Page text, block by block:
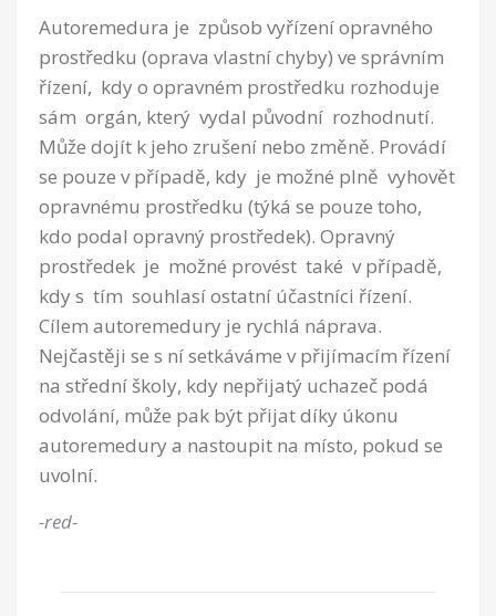
Autoremedura je způsob vyřízení opravného
prostředku (oprava vlastní chyby) ve správním
řízení, kdy o opravném prostředku rozhoduje
sám orgán, který vydal původní rozhodnutí.
Může dojít k jeho zrušení nebo změně. Provádí
se pouze v případě, kdy je možné plně vyhovět
opravnému prostředku (týká se pouze toho,
kdo podal opravný prostředek). Opravný
prostředek je možné provést také v případě,
kdy s tím souhlasí ostatní účastníci řízení.
Cílem autoremedury je rychlá náprava.
Nejčastěji se s ní setkáváme v přijímacím řízení
na střední školy, kdy nepřijatý uchazeč podá
odvolání, může pak být přijat díky úkonu
autoremedury a nastoupit na místo, pokud se
uvolní.
-red-